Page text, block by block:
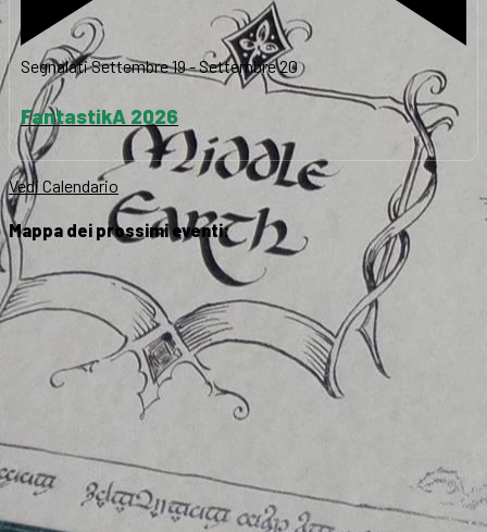
SegnalatiSettembre 19-Settembre 20
FantastikA 2026
Vedi Calendario
Mappa dei prossimi eventi: